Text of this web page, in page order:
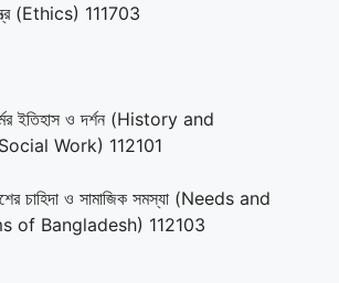
(Ethics) 111703
ইতিহাস ও দর্শন (History and
Work) 112101
চাহিদা ও সামাজিক সমস্যা (Needs and
of Bangladesh) 112103